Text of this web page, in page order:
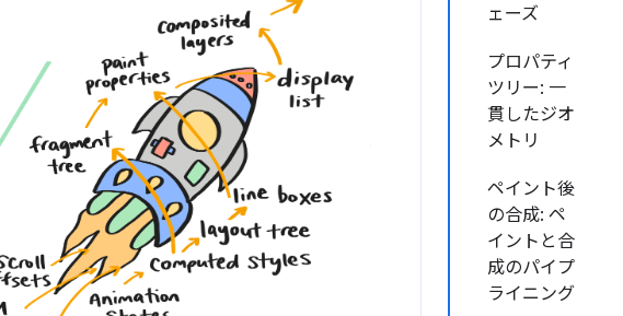
ェーズ
プロパティ
ツリー: 一
貫したジオ
メトリ
ペイント後
の合成: ペ
イントと合
成のパイプ
ライニング